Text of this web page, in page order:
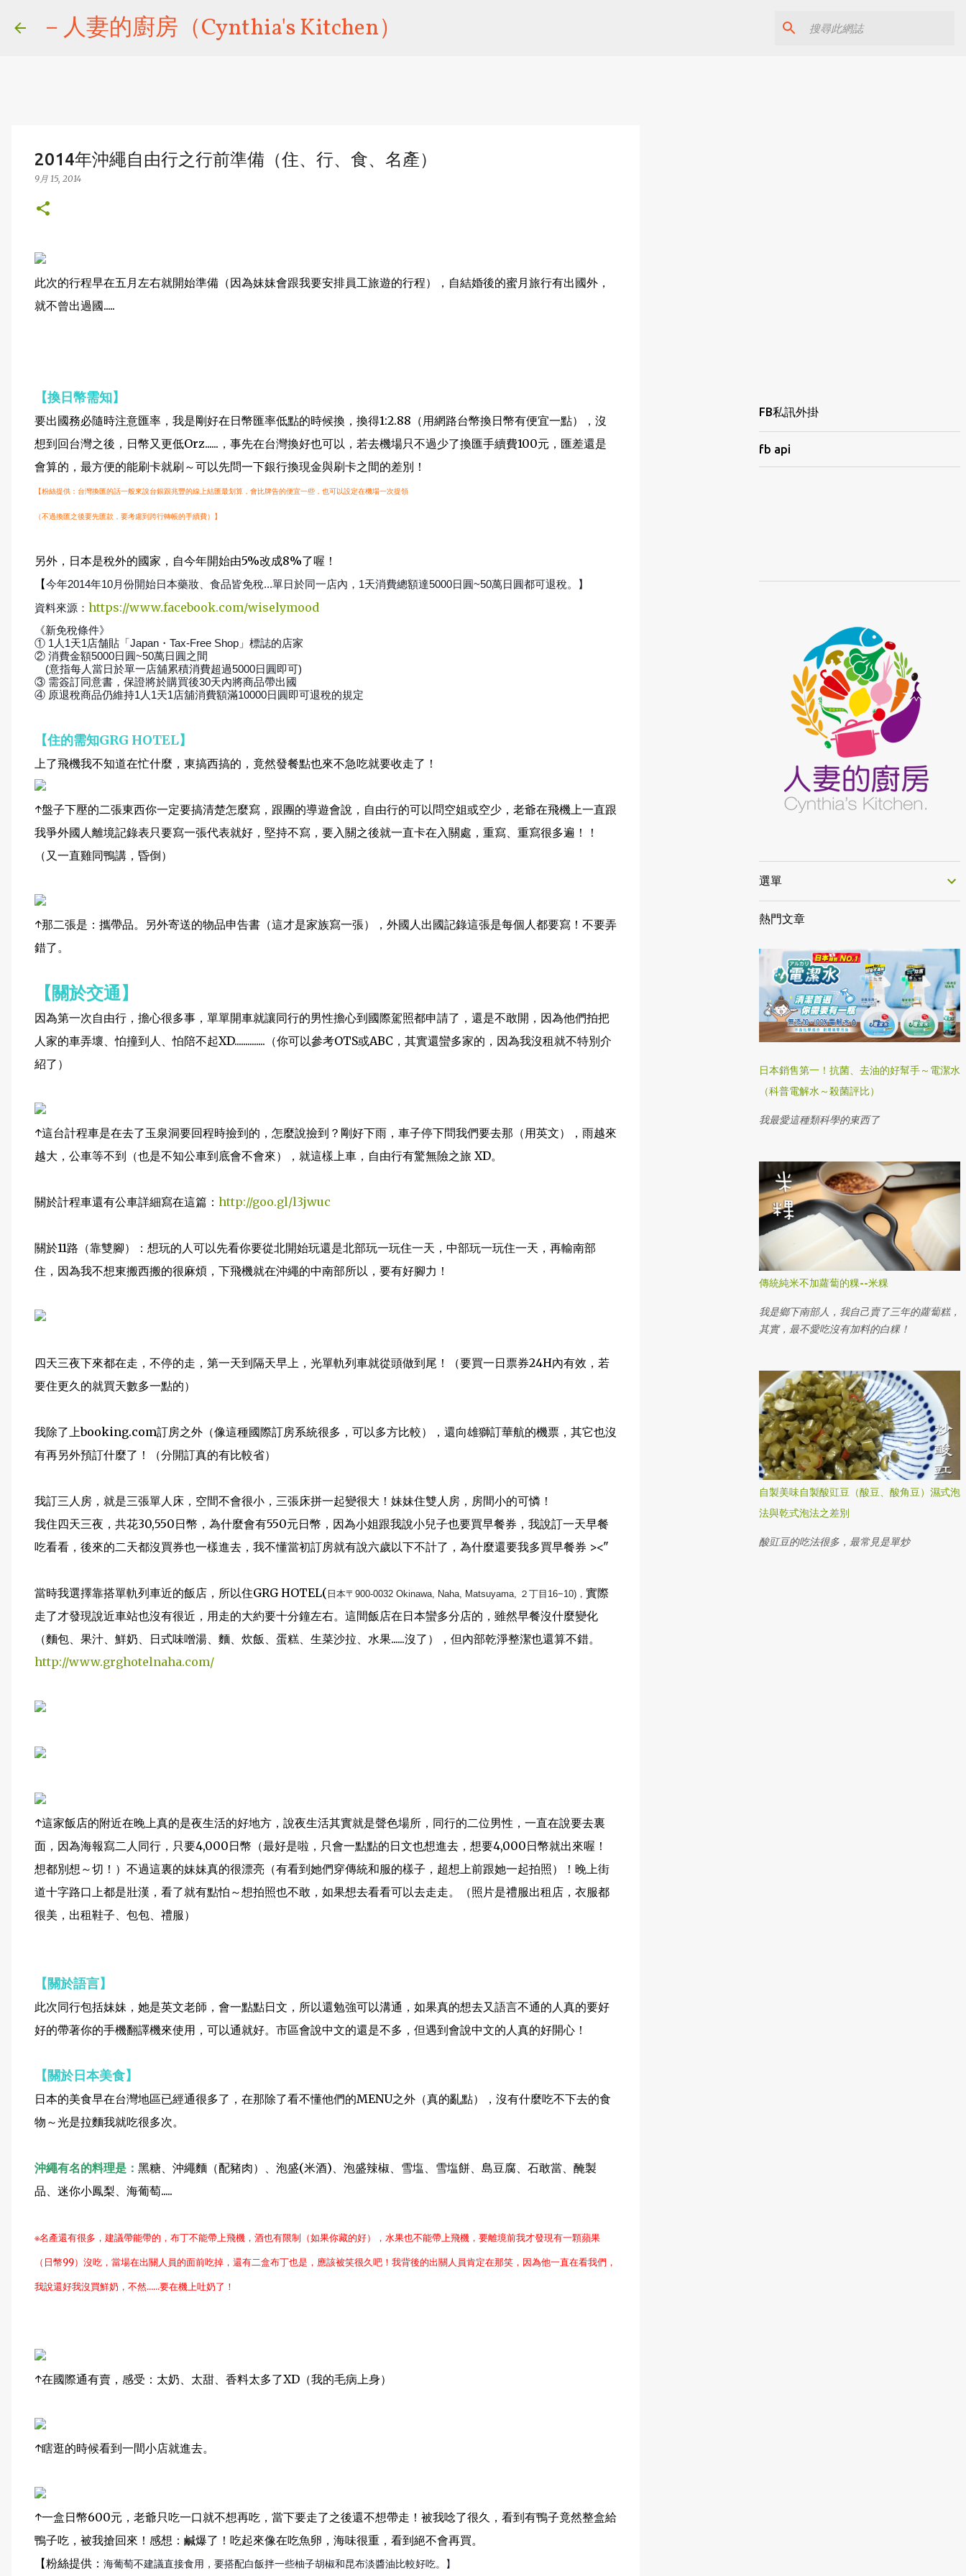
－人妻的廚房（Cynthia's Kitchen）
2014年沖繩自由行之行前準備（住、行、食、名產）
9月 15, 2014
此次的行程早在五月左右就開始準備（因為妹妹會跟我要安排員工旅遊的行程），自結婚後的蜜月旅行有出國外，
就不曾出過國.....
【換日幣需知】
要出國務必隨時注意匯率，我是剛好在日幣匯率低點的時候換，換得1:2.88（用網路台幣換日幣有便宜一點），沒
想到回台灣之後，日幣又更低Orz......，事先在台灣換好也可以，若去機場只不過少了換匯手續費100元，匯差還是
會算的，最方便的能刷卡就刷～可以先問一下銀行換現金與刷卡之間的差別！
【粉絲提供： 台灣換匯的話一般來說台銀跟兆豐的線上結匯最划算， 會比牌告的便宜一些， 也可以設定在機場一次提領
（不過換匯之後要先匯款，要考慮到跨行轉帳的手續費）】
另外，日本是稅外的國家，自今年開始由5%改成8%了喔！
【今年2014年10月份開始日本藥妝、食品皆免稅...單日於同一店內，1天消費總額達5000日圓~50萬日圓都可退稅。】
資料來源： https://www.facebook.com/wiselymood
《新免稅條件》
① 1人1天1店舗貼「Japan・Tax-Free Shop」標誌的店家
② 消費金額5000日圓~50萬日圓之間
(意指每人當日於單一店舖累積消費超過5000日圓即可)
③ 需簽訂同意書，保證將於購買後30天內將商品帶出國
④ 原退稅商品仍維持1人1天1店舖消費額滿10000日圓即可退稅的規定
【住的需知GRG HOTEL】
上了飛機我不知道在忙什麼，東搞西搞的，竟然發餐點也來不急吃就要收走了！
↑盤子下壓的二張東西你一定要搞清楚怎麼寫，跟團的導遊會說，自由行的可以問空姐或空少，老爺在飛機上一直跟
我爭外國人離境記錄表只要寫一張代表就好，堅持不寫，要入關之後就一直卡在入關處，重寫、重寫很多遍！！
（又一直雞同鴨講，昏倒）
↑那二張是：攜帶品。另外寄送的物品申告書（這才是家族寫一張），外國人出國記錄這張是每個人都要寫！不要弄
錯了。
【關於交通】
因為第一次自由行，擔心很多事，單單開車就讓同行的男性擔心到國際駕照都申請了，還是不敢開，因為他們拍把
人家的車弄壞、怕撞到人、怕陪不起XD..............（你可以參考OTS或ABC，其實還蠻多家的，因為我沒租就不特別介
紹了）
↑這台計程車是在去了玉泉洞要回程時撿到的，怎麼說撿到？剛好下雨，車子停下問我們要去那（用英文），雨越來
越大，公車等不到（也是不知公車到底會不會來），就這樣上車，自由行有驚無險之旅 XD。
關於計程車還有公車詳細寫在這篇： http://goo.gl/l3jwuc
關於11路（靠雙腳）：想玩的人可以先看你要從北開始玩還是北部玩一玩住一天，中部玩一玩住一天，再輸南部
住，因為我不想東搬西搬的很麻煩，下飛機就在沖繩的中南部所以，要有好腳力！
四天三夜下來都在走，不停的走，第一天到隔天早上，光單軌列車就從頭做到尾！（要買一日票券24H內有效，若
要住更久的就買天數多一點的）
我除了上booking.com訂房之外（像這種國際訂房系統很多，可以多方比較），還向雄獅訂華航的機票，其它也沒
有再另外預訂什麼了！（分開訂真的有比較省）
我訂三人房，就是三張單人床，空間不會很小，三張床拼一起變很大！妹妹住雙人房，房間小的可憐！
我住四天三夜，共花30,550日幣，為什麼會有550元日幣，因為小姐跟我說小兒子也要買早餐券，我說訂一天早餐
吃看看，後來的二天都沒買券也一樣進去，我不懂當初訂房就有說六歲以下不計了，為什麼還要我多買早餐券 ><"
當時我選擇靠搭單軌列車近的飯店，所以住GRG HOTEL( 日本〒900-0032 Okinawa, Naha, Matsuyama, ２丁目16−10)， 實際
走了才發現說近車站也沒有很近，用走的大約要十分鐘左右。這間飯店在日本蠻多分店的，雖然早餐沒什麼變化
（麵包、果汁、鮮奶、日式味噌湯、麵、炊飯、蛋糕、生菜沙拉、水果......沒了），但內部乾淨整潔也還算不錯。
http://www.grghotelnaha.com/
↑這家飯店的附近在晚上真的是夜生活的好地方，說夜生活其實就是聲色場所，同行的二位男性，一直在說要去裏
面，因為海報寫二人同行，只要4,000日幣（最好是啦，只會一點點的日文也想進去，想要4,000日幣就出來喔！
想都別想～切！）不過這裏的妹妹真的很漂亮（有看到她們穿傳統和服的樣子，超想上前跟她一起拍照）！晚上街
道十字路口上都是壯漢，看了就有點怕～想拍照也不敢，如果想去看看可以去走走。（照片是禮服出租店，衣服都
很美，出租鞋子、包包、禮服）
【關於語言】
此次同行包括妹妹，她是英文老師，會一點點日文，所以還勉強可以溝通，如果真的想去又語言不通的人真的要好
好的帶著你的手機翻譯機來使用，可以通就好。市區會說中文的還是不多，但遇到會說中文的人真的好開心！
【關於日本美食】
日本的美食早在台灣地區已經通很多了，在那除了看不懂他們的MENU之外（真的亂點），沒有什麼吃不下去的食
物～光是拉麵我就吃很多次。
沖繩有名的料理是： 黑糖、沖繩麵（配豬肉）、泡盛(米酒)、泡盛辣椒、雪塩、雪塩餅、島豆腐、石敢當、醃製
品、迷你小鳳梨、海葡萄.....
※名產還有很多，建議帶能帶的，布丁不能帶上飛機，酒也有限制（如果你藏的好），水果也不能帶上飛機，要離境前我才發現有一顆蘋果
（日幣99）沒吃，當場在出關人員的面前吃掉，還有二盒布丁也是，應該被笑很久吧！我背後的出關人員肯定在那笑，因為他一直在看我們，
我說還好我沒買鮮奶，不然......要在機上吐奶了！
↑在國際通有賣，感受：太奶、太甜、香料太多了XD（我的毛病上身）
↑瞎逛的時候看到一間小店就進去。
↑一盒日幣600元，老爺只吃一口就不想再吃，當下要走了之後還不想帶走！被我唸了很久，看到有鴨子竟然整盒給
鴨子吃，被我搶回來！感想：鹹爆了！吃起來像在吃魚卵，海味很重，看到絕不會再買。
【粉絲提供： 海葡萄不建議直接食用， 要搭配白飯拌一些柚子胡椒和昆布淡醬油比較好吃。】
FB私訊外掛
fb api
選單
熱門文章
日本銷售第一！抗菌、去油的好幫手～電潔水
（科普電解水～殺菌評比）
我最愛這種類科學的東西了
傳統純米不加蘿蔔的粿--米粿
我是鄉下南部人，我自己賣了三年的蘿蔔糕，
其實，最不愛吃沒有加料的白粿！
自製美味自製酸豇豆（酸豆、酸角豆）濕式泡
法與乾式泡法之差別
酸豇豆的吃法很多，最常見是單炒